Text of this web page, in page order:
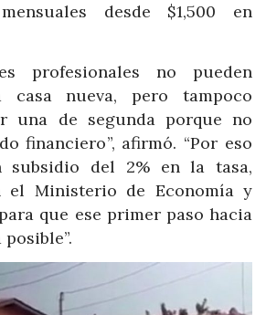
desde $1,500 en
profesionales no pueden
casa nueva, pero tampoco
una de segunda porque no
financiero”, afirmó. “Por eso
subsidio del 2% en la tasa,
el Ministerio de Economía y
que ese primer paso hacia